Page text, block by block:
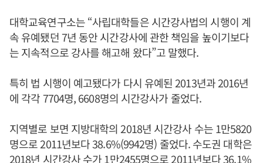
대학교육연구소는 “사립대학들은 시간강사법의 시행이 계
속 유예됐던 7년 동안 시간강사에 관한 책임을 높이기보다
는 지속적으로 강사를 해고해 왔다”고 말했다.
특히 법 시행이 예고됐다가 다시 유예된 2013년과 2016년
에 각각 7704명, 6608명의 시간강사가 줄었다.
지역별로 보면 지방대학의 2018년 시간강사 수는 1만5820
명으로 2011년보다 38.6%(9942명) 줄었다. 수도권 대학은
2018년 시간강사 수가 1만2455명으로 2011년보다 36.1%